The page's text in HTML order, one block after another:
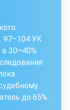
97–104 УК
30–40%
до 65%.